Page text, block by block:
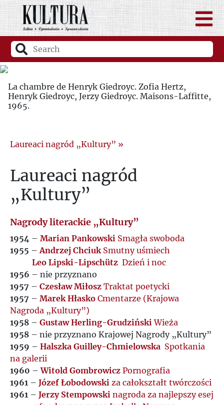
La chambre de Henryk Giedroyc. Zofia Hertz,
Henryk Giedroyc, Jerzy Giedroyc. Maisons-Laffitte,
1965.
Laureaci nagród „Kultury” »
Laureaci nagród
„Kultury”
Nagrody literackie „Kultury”
1954 – Marian Pankowski Smagła swoboda
1955 –Andrzej ChciukSmutny uśmiech
Leo Lipski-Lipschütz Dzień i noc
1956 – nie przyznano
1957 – Czesław Miłosz Traktat poetycki
1957 – Marek Hłasko Cmentarze (Krajowa
Nagroda „Kultury”)
1958 – Gustaw Herling-GrudzińskiWieża
1958 – nie przyznano Krajowej Nagrody „Kultury”
1959 – Halszka Guilley-Chmielowska Spotkania
na galerii
1960 –Witold Gombrowicz Pornografia
1961 – Józef Łobodowski za całokształt twórczości
1961 – Jerzy Stempowski nagroda za najlepszy esej